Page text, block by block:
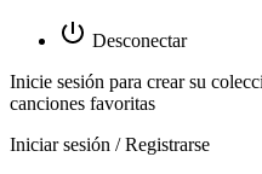
Desconectar
Inicie sesión para crear su
canciones favoritas
Iniciar sesión / Registrarse